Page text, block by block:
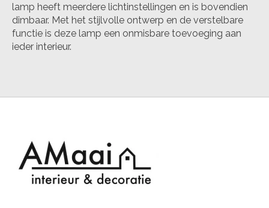
lamp heeft meerdere lichtinstellingen en is bovendien
dimbaar. Met het stijlvolle ontwerp en de verstelbare
functie is deze lamp een onmisbare toevoeging aan
ieder interieur.